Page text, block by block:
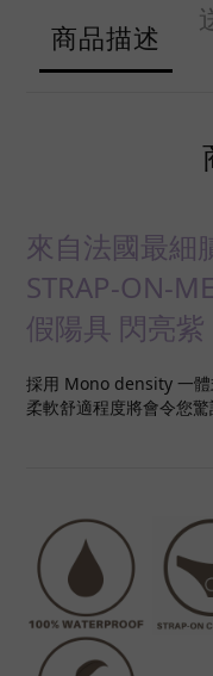
商品描述
來自法國最細
STRAP-ON-
假陽具 閃亮紫
採用 Mono density 一體
柔軟舒適程度將會令您